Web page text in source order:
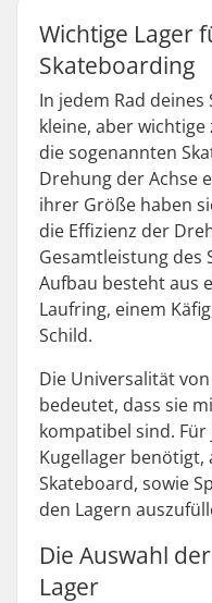
Wichtige Lager
Skateboarding
In jedem Rad
kleine, aber
die sogenannten
Drehung der Achse
ihrer Größe haben
die Effizienz der
Gesamtleistung des
Aufbau besteht aus
Laufring, einem
Schild.
Die Universalität
bedeutet, dass sie
kompatibel sind. Für
Kugellager
Skateboard, sowie
den Lagern
Die Auswahl
Lager